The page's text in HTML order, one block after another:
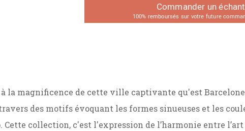
Commander un
100% remboursés sur votre future
la magnificence de cette ville captivante qu'est
des motifs évoquant les formes sinueuses et les
Cette collection, c'est l'expression de l’harmonie entre